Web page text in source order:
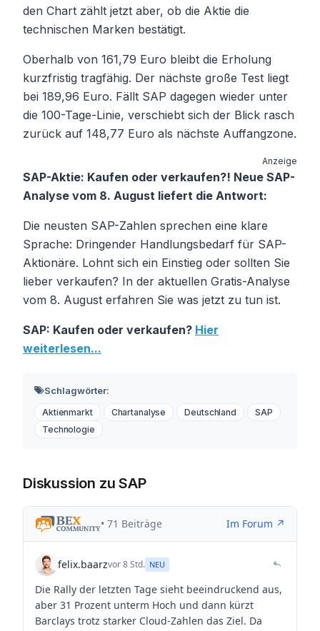
den Chart zählt jetzt aber, ob die Aktie die
technischen Marken bestätigt.
Oberhalb von 161,79 Euro bleibt die Erholung
kurzfristig tragfähig. Der nächste große Test liegt
bei 189,96 Euro. Fällt SAP dagegen wieder unter
die 100-Tage-Linie, verschiebt sich der Blick rasch
zurück auf 148,77 Euro als nächste Auffangzone.
Anzeige
SAP-Aktie: Kaufen oder verkaufen?! Neue SAP-
Analyse vom 8. August liefert die Antwort:
Die neusten SAP-Zahlen sprechen eine klare
Sprache: Dringender Handlungsbedarf für SAP-
Aktionäre. Lohnt sich ein Einstieg oder sollten Sie
lieber verkaufen? In der aktuellen Gratis-Analyse
vom 8. August erfahren Sie was jetzt zu tun ist.
SAP: Kaufen oder verkaufen? Hier
weiterlesen...
Schlagwörter:
Aktienmarkt Chartanalyse Deutschland
SAP
Technologie
Diskussion zu SAP